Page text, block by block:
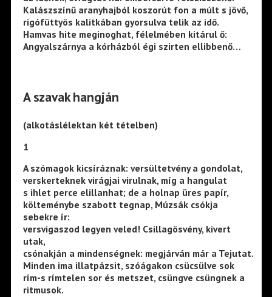
Kalászszínű aranyhajból koszorút fon a múlt s jövő,
rigófüttyös kalitkában gyorsulva telik az idő.
Hamvas hite meginoghat, félelmében kitárul ő:
Angyalszárnya a kórházból égi szirten ellibbenő…
A szavak hangján
(alkotáslélektan két tételben)
1
A szómagok kicsíráznak: versültetvény a gondolat,
verskerteknek virágjai virulnak, míg a hangulat
s ihlet perce elillanhat; de a holnap üres papír,
költeménybe szabott tegnap, Múzsák csókja
sebekre ír:
versvigaszod legyen veled! Csillagösvény, kivert
utak,
csónakján a mindenségnek: megjárván már a Tejutat.
Minden ima illatpázsit, szóágakon csücsülve sok
rím-s rímtelen sor és metszet, csüngve csüngnek a
ritmusok.